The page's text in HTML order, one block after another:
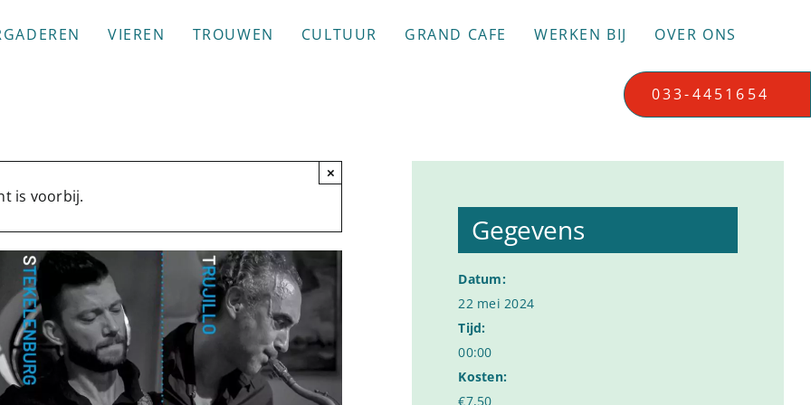
VIEREN TROUWEN CULTUUR GRAND CAFE WERKEN BIJ OVER ONS
033-4451654
is voorbij.
×
Gegevens
Datum:
22 mei 2024
Tijd:
00:00
Kosten:
€7,50